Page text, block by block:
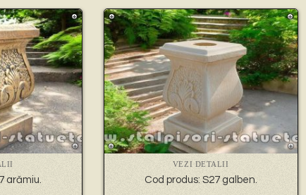
arămiu.
VEZI DETALII
Cod produs: S27 galben.